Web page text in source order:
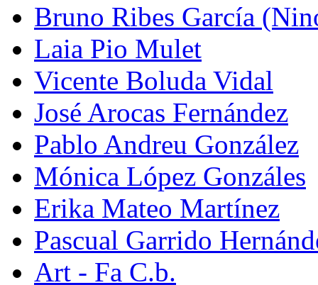
Bruno Ribes García
Laia Pio Mulet
Vicente Boluda Vidal
José Arocas Fernández
Pablo Andreu González
Mónica López Gonzáles
Erika Mateo Martínez
Pascual Garrido
Art - Fa C.b.